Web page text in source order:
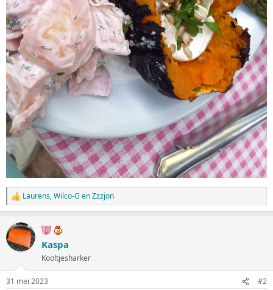
W
a
r
d
e
i
n
g
Laurens,Wilco-G enZzzjon
Kaspa
Kooltjesharker
31 mei 2023 #2